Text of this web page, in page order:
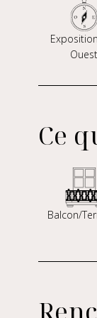
Ouest
Ce
Balcon/